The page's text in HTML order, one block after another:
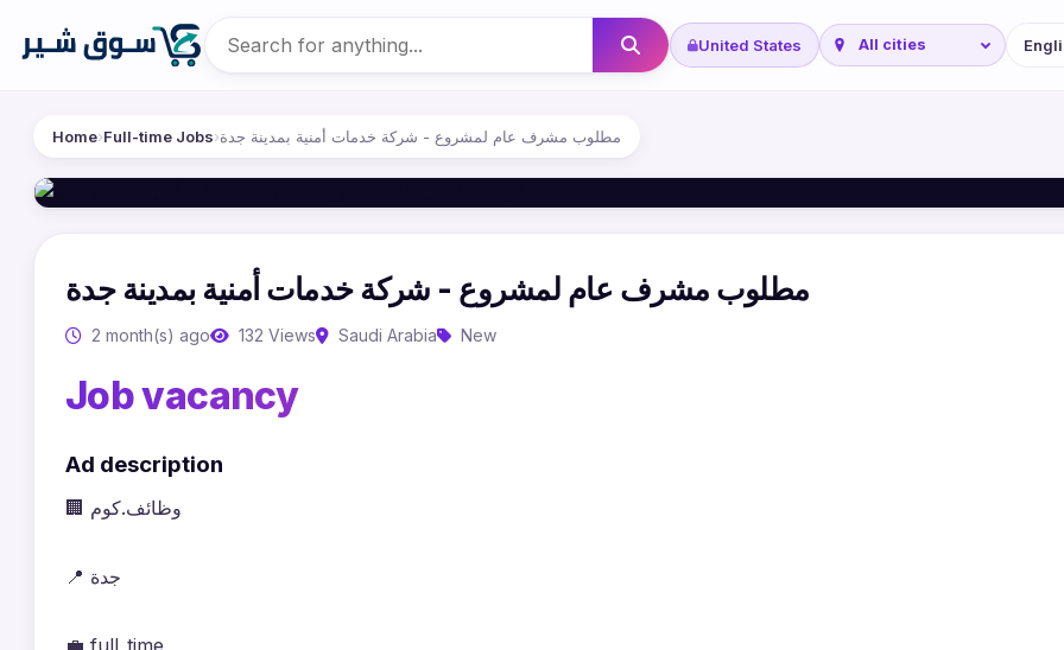
United States
Home›Full-time Jobs›مطلوب مشرف عام لمشروع - شركة خدمات أمنية بمدينة جدة
مطلوب مشرف عام لمشروع - شركة خدمات أمنية بمدينة جدة
2 month(s) ago 132 Views Saudi Arabia New
Job vacancy
Ad description
🏢 وظائف.كوم
📍 جدة
💼 full_time